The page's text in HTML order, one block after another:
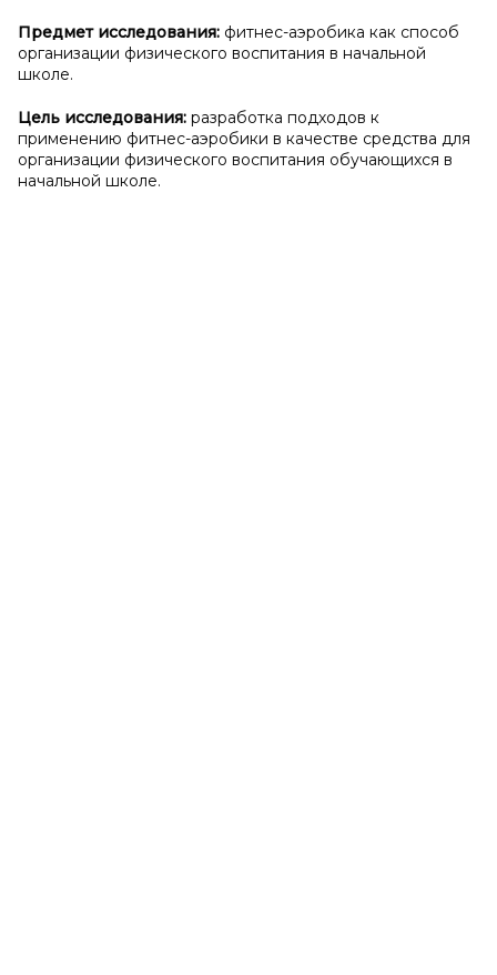
Предмет исследования: фитнес-аэробика как способ
организации физического воспитания в начальной
школе.
Цель исследования: разработка подходов к
применению фитнес-аэробики в качестве средства для
организации физического воспитания обучающихся в
начальной школе.